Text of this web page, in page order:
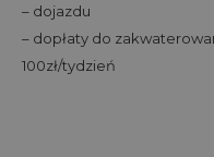
– dojazdu
– dopłaty do
100zł/tydzień